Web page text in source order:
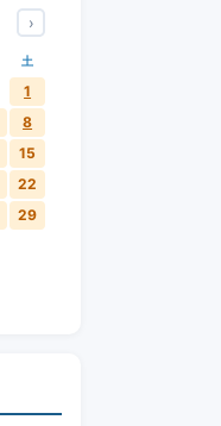
›
土
1
8
15
22
29